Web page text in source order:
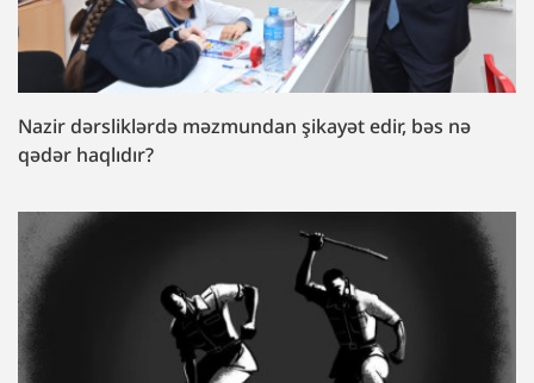
Nazir dərsliklərdə məzmundan şikayət edir, bəs nə
qədər haqlıdır?